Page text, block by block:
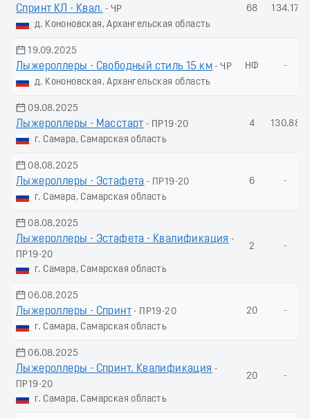
Спринт КЛ - Квал. - ЧР
д. Кононовская, Архангельская область
68 134.17
19.09.2025
Лыжероллеры - Свободный стиль 15 км - ЧР
д. Кононовская, Архангельская область
НФ -
09.08.2025
Лыжероллеры - Масстарт - ПР19-20
г. Самара, Самарская область
4 130.88
08.08.2025
Лыжероллеры - Эстафета - ПР19-20
г. Самара, Самарская область
6 -
08.08.2025
Лыжероллеры - Эстафета - Квалификация -
ПР19-20
г. Самара, Самарская область
2 -
06.08.2025
Лыжероллеры - Спринт - ПР19-20
г. Самара, Самарская область
20 -
06.08.2025
Лыжероллеры - Спринт. Квалификация -
ПР19-20
г. Самара, Самарская область
20 -